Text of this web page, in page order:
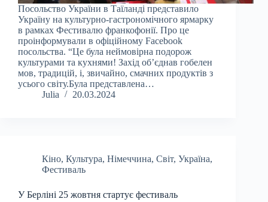
Посольство України в Таїланді представило
Україну на культурно-гастрономічного ярмарку
в рамках Фестивалю франкофонії. Про це
проінформували в офіційному Facebook
посольства. “Це була неймовірна подорож
культурами та кухнями! Захід об’єднав гобелен
мов, традицій, і, звичайно, смачних продуктів з
усього світу.Була представлена…
Julia
20.03.2024
Кіно, Культура, Німеччина, Світ, Україна,
Фестиваль
У Берліні 25 жовтня стартує фестиваль